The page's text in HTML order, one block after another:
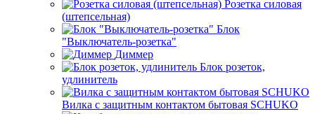
Розетка силовая
(штепсельная)
Блок
"Выключатель-розетка"
Диммер
Блок розеток,
удлинитель
Вилка с защитным контактом бытовая SCHUKO